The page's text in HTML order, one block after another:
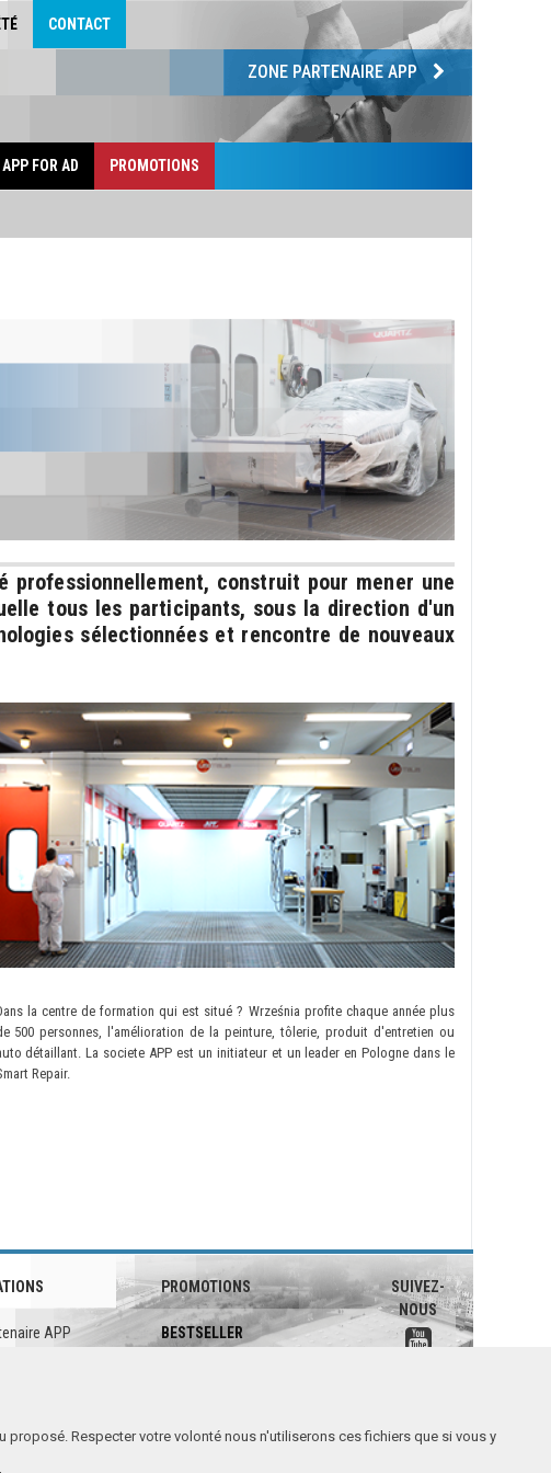
CONTACT
ZONE PARTENAIRE APP
APP FOR AD PROMOTIONS
professionnellement, construit pour mener une
tous les participants, sous la direction d'un
sélectionnées et rencontre de nouveaux
la centre de formation qui est situé ? Września profite chaque année plus
500 personnes, l'amélioration de la peinture, tôlerie, produit d'entretien ou
détaillant. La societe APP est un initiateur et un leader en Pologne dans le
Repair.
APP
PROMOTIONS
BESTSELLER
SUIVEZ-
NOUS
Respecter votre volonté nous n'utiliserons ces fichiers que si vous y